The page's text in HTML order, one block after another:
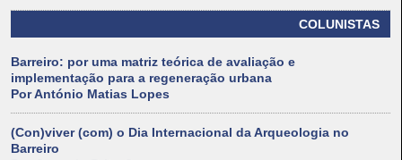
COLUNISTAS
Barreiro: por uma matriz teórica de avaliação e
implementação para a regeneração urbana
Por António Matias Lopes
(Con)viver (com) o Dia Internacional da Arqueologia no
Barreiro